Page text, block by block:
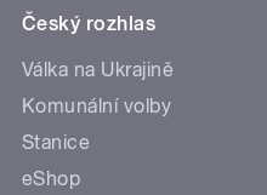
Český rozhlas
Válka na Ukrajině
Komunální volby
Stanice
eShop